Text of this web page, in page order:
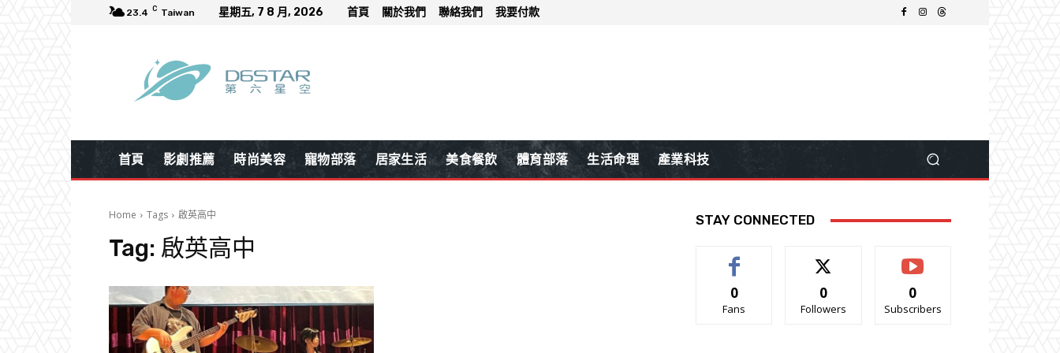
23.4 C Taiwan 星期五, 7 8 月, 2026 首頁 關於我們 聯絡我們 我要付款
首頁 影劇推薦 時尚美容 寵物部落 居家生活 美食餐飲 體育部落 生活命理 產業科技
Home Tags 啟英高中
Tag: 啟英高中
STAY CONNECTED
0
Fans
0
Followers
0
Subscribers